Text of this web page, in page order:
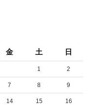
金 土 日
1 2
7 8 9
14 15 16